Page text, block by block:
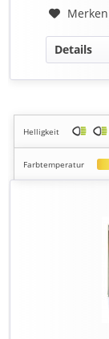
Merken
Details
Helligkeit
Farbtemperatur